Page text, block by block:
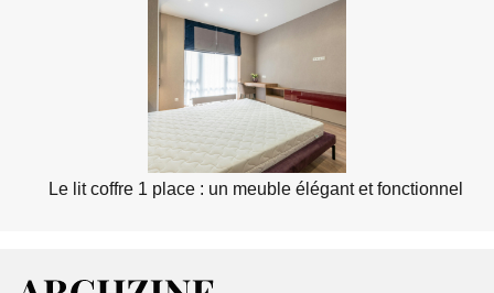
Le lit coffre 1 place : un meuble élégant et fonctionnel